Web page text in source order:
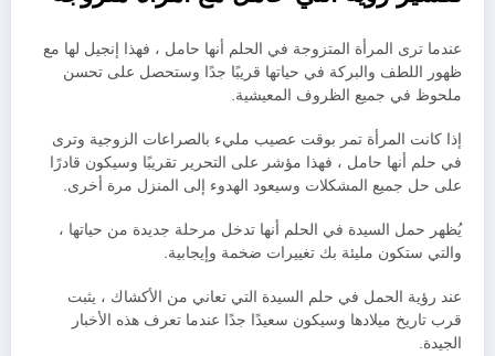
عندما ترى المرأة المتزوجة في الحلم أنها حامل ، فهذا إنجيل لها مع
ظهور اللطف والبركة في حياتها قريبًا جدًا وستحصل على تحسن
ملحوظ في جميع الظروف المعيشية.
إذا كانت المرأة تمر بوقت عصيب مليء بالصراعات الزوجية وترى
في حلم أنها حامل ، فهذا مؤشر على التحرير تقريبًا وسيكون قادرًا
على حل جميع المشكلات وسيعود الهدوء إلى المنزل مرة أخرى.
يُظهر حمل السيدة في الحلم أنها تدخل مرحلة جديدة من حياتها ،
والتي ستكون مليئة بك تغييرات ضخمة وإيجابية.
عند رؤية الحمل في حلم السيدة التي تعاني من الأكشاك ، يثبت
قرب تاريخ ميلادها وسيكون سعيدًا جدًا عندما تعرف هذه الأخبار
الجيدة.